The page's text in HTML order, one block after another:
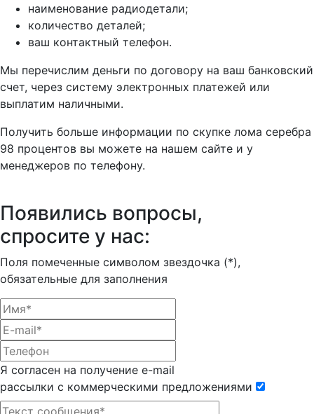
наименование радиодетали;
количество деталей;
ваш контактный телефон.
Мы перечислим деньги по договору на ваш банковский
счет, через систему электронных платежей или
выплатим наличными.
Получить больше информации по скупке лома серебра
98 процентов вы можете на нашем сайте и у
менеджеров по телефону.
Появились вопросы,
спросите у нас:
Поля помеченные символом звездочка (*),
обязательные для заполнения
Я согласен на получение e-mail
рассылки с коммерческими предложениями